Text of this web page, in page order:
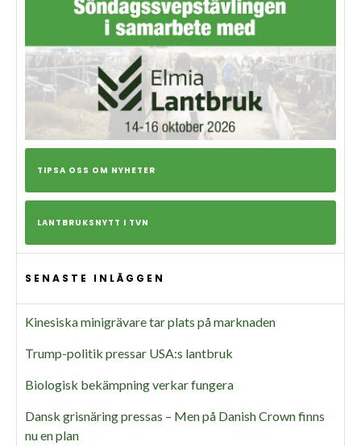
TIPSA OSS OM NYHETER
LANTBRUKSNYTT I TVN
SENASTE INLÄGGEN
Kinesiska minigrävare tar plats på marknaden
Trump-politik pressar USA:s lantbruk
Biologisk bekämpning verkar fungera
Dansk grisnäring pressas – Men på Danish Crown finns
nu en plan